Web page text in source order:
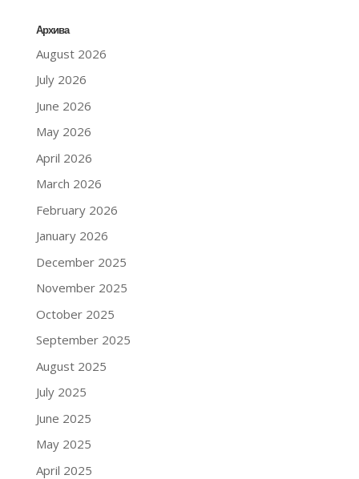
Архива
August 2026
July 2026
June 2026
May 2026
April 2026
March 2026
February 2026
January 2026
December 2025
November 2025
October 2025
September 2025
August 2025
July 2025
June 2025
May 2025
April 2025